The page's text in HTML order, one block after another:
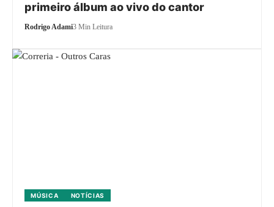
primeiro álbum ao vivo do cantor
Rodrigo Adami3 Min Leitura
MÚSICA NOTÍCIAS